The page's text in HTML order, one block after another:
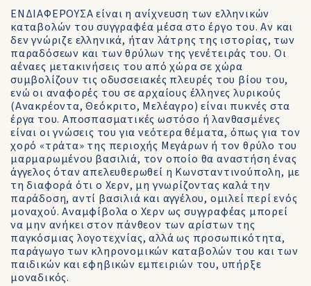
ΕΝΔΙΑΦΕΡΟΥΣΑ είναι η ανίχνευση των ελληνικών
καταβολών του συγγραφέα μέσα στο έργο του. Αν και
δεν γνώριζε ελληνικά, ήταν λάτρης της ιστορίας, των
παραδόσεων και των θρύλων της γενέτειράς του. Οι
αέναες μετακινήσεις του από χώρα σε χώρα
συμβολίζουν τις οδυσσειακές πλευρές του βίου του,
ενώ οι αναφορές του σε αρχαίους έλληνες λυρικούς
(Ανακρέοντα, Θεόκριτο, Μελέαγρο) είναι πυκνές στα
έργα του. Αποσπασματικές ωστόσο ή λανθασμένες
είναι οι γνώσεις του για νεότερα θέματα, όπως για τον
χορό «τράτα» της περιοχής Μεγάρων ή τον θρύλο του
μαρμαρωμένου βασιλιά, τον οποίο θα αναστήση ένας
άγγελος όταν απελευθερωθεί η Κωνσταντινούπολη, με
τη διαφορά ότι ο Χερν, μη γνωρίζοντας καλά την
παράδοση, αντί βασιλιά και αγγέλου, ομιλεί περί ενός
μοναχού. Αναμφίβολα ο Χερν ως συγγραφέας μπορεί
να μην ανήκει στον πάνθεον των αρίστων της
παγκόσμιας λογοτεχνίας, αλλά ως προσωπικότητα,
παράγωγο των κληρονομικών καταβολών του και των
παιδικών και εφηβικών εμπειριών του, υπήρξε
μοναδικός.